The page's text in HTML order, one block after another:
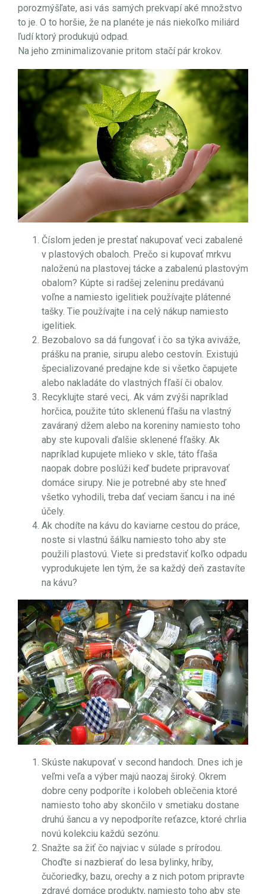
porozmýšľate, asi vás samých prekvapí aké množstvo
to je. O to horšie, že na planéte je nás niekoľko miliárd
ľudí ktorý produkujú odpad.
Na jeho zminimalizovanie pritom stačí pár krokov.
Číslom jeden je prestať nakupovať veci zabalené
v plastových obaloch. Prečo si kupovať mrkvu
naloženú na plastovej tácke a zabalenú plastovým
obalom? Kúpte si radšej zeleninu predávanú
voľne a namiesto igelitiek používajte plátenné
tašky. Tie používajte i na celý nákup namiesto
igelitiek.
Bezobalovo sa dá fungovať i čo sa týka aviváže,
prášku na pranie, sirupu alebo cestovín. Existujú
špecializované predajne kde si všetko čapujete
alebo nakladáte do vlastných fľaší či obalov.
Recyklujte staré veci,. Ak vám zvýši napríklad
horčica, použite túto sklenenú fľašu na vlastný
zaváraný džem alebo na koreniny namiesto toho
aby ste kupovali ďalšie sklenené fľašky. Ak
napríklad kupujete mlieko v skle, táto fľaša
naopak dobre poslúži keď budete pripravovať
domáce sirupy. Nie je potrebné aby ste hneď
všetko vyhodili, treba dať veciam šancu i na iné
účely.
Ak chodíte na kávu do kaviarne cestou do práce,
noste si vlastnú šálku namiesto toho aby ste
použili plastovú. Viete si predstaviť koľko odpadu
vyprodukujete len tým, že sa každý deň zastavíte
na kávu?
Skúste nakupovať v second handoch. Dnes ich je
veľmi veľa a výber majú naozaj široký. Okrem
dobre ceny podporíte i kolobeh oblečenia ktoré
namiesto toho aby skončilo v smetiaku dostane
druhú šancu a vy nepodporíte reťazce, ktoré chrlia
novú kolekciu každú sezónu.
Snažte sa žiť čo najviac v súlade s prírodou.
Choďte si nazbierať do lesa bylinky, hríby,
čučoriedky, bazu, orechy a z nich potom pripravte
zdravé domáce produkty, namiesto toho aby ste